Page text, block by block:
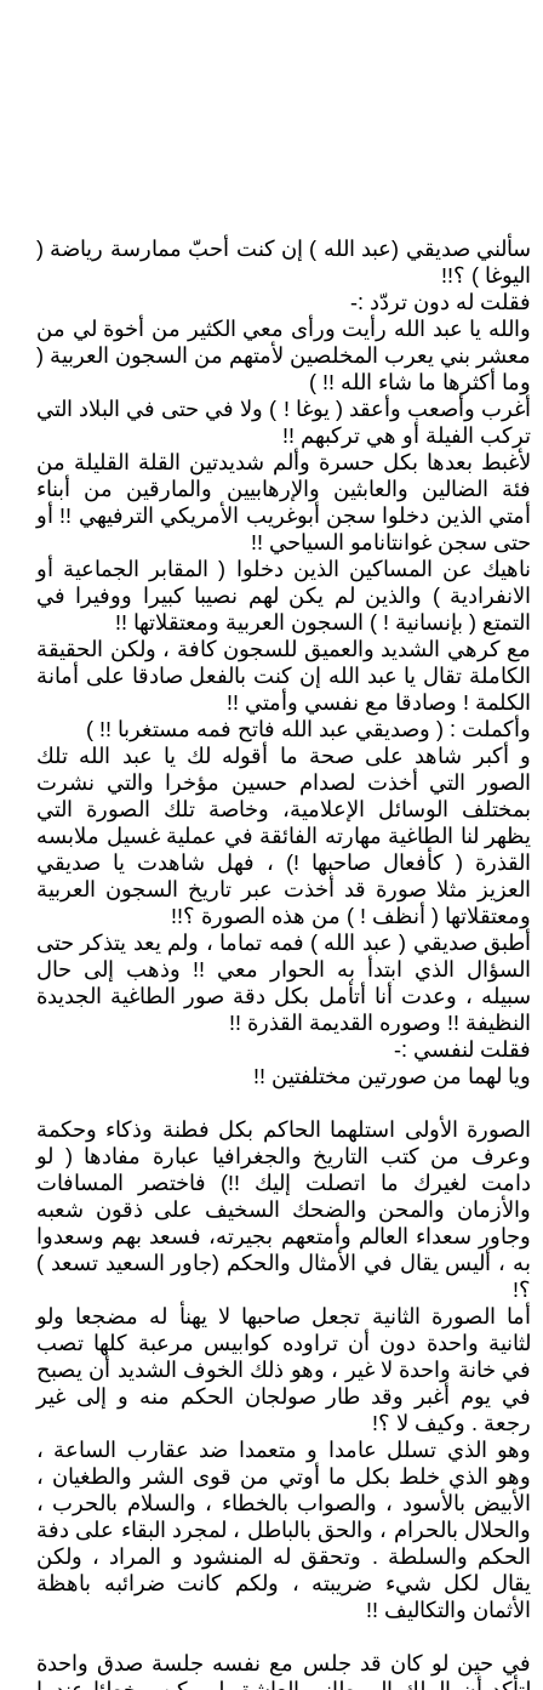
سألني صديقي (عبد الله ) إن كنت أحبّ ممارسة رياضة (
اليوغا ) ؟!!
فقلت له دون تردّد :-
والله يا عبد الله رأيت ورأى معي الكثير من أخوة لي من
معشر بني يعرب المخلصين لأمتهم من السجون العربية (
وما أكثرها ما شاء الله !! )
أغرب وأصعب وأعقد ( يوغا ! ) ولا في حتى في البلاد التي
تركب الفيلة أو هي تركبهم !!
لأغبط بعدها بكل حسرة وألم شديدتين القلة القليلة من
فئة الضالين والعابثين والإرهابيين والمارقين من أبناء
أمتي الذين دخلوا سجن أبوغريب الأمريكي الترفيهي !! أو
حتى سجن غوانتانامو السياحي !!
ناهيك عن المساكين الذين دخلوا ( المقابر الجماعية أو
الانفرادية ) والذين لم يكن لهم نصيبا كبيرا ووفيرا في
التمتع ( بإنسانية ! ) السجون العربية ومعتقلاتها !!
مع كرهي الشديد والعميق للسجون كافة ، ولكن الحقيقة
الكاملة تقال يا عبد الله إن كنت بالفعل صادقا على أمانة
الكلمة ! وصادقا مع نفسي وأمتي !!
وأكملت : ( وصديقي عبد الله فاتح فمه مستغربا !! )
و أكبر شاهد على صحة ما أقوله لك يا عبد الله تلك
الصور التي أخذت لصدام حسين مؤخرا والتي نشرت
بمختلف الوسائل الإعلامية، وخاصة تلك الصورة التي
يظهر لنا الطاغية مهارته الفائقة في عملية غسيل ملابسه
القذرة ( كأفعال صاحبها !) ، فهل شاهدت يا صديقي
العزيز مثلا صورة قد أخذت عبر تاريخ السجون العربية
ومعتقلاتها ( أنظف ! ) من هذه الصورة ؟!!
أطبق صديقي ( عبد الله ) فمه تماما ، ولم يعد يتذكر حتى
السؤال الذي ابتدأ به الحوار معي !! وذهب إلى حال
سبيله ، وعدت أنا أتأمل بكل دقة صور الطاغية الجديدة
النظيفة !! وصوره القديمة القذرة !!
فقلت لنفسي :-
ويا لهما من صورتين مختلفتين !!
الصورة الأولى استلهما الحاكم بكل فطنة وذكاء وحكمة
وعرف من كتب التاريخ والجغرافيا عبارة مفادها ( لو
دامت لغيرك ما اتصلت إليك !!) فاختصر المسافات
والأزمان والمحن والضحك السخيف على ذقون شعبه
وجاور سعداء العالم وأمتعهم بجيرته، فسعد بهم وسعدوا
به ، أليس يقال في الأمثال والحكم (جاور السعيد تسعد )
؟!
أما الصورة الثانية تجعل صاحبها لا يهنأ له مضجعا ولو
لثانية واحدة دون أن تراوده كوابيس مرعبة كلها تصب
في خانة واحدة لا غير ، وهو ذلك الخوف الشديد أن يصبح
في يوم أغبر وقد طار صولجان الحكم منه و إلى غير
رجعة . وكيف لا ؟!
وهو الذي تسلل عامدا و متعمدا ضد عقارب الساعة ،
وهو الذي خلط بكل ما أوتي من قوى الشر والطغيان ،
الأبيض بالأسود ، والصواب بالخطاء ، والسلام بالحرب ،
والحلال بالحرام ، والحق بالباطل ، لمجرد البقاء على دفة
الحكم والسلطة . وتحقق له المنشود و المراد ، ولكن
يقال لكل شيء ضريبته ، ولكم كانت ضرائبه باهظة
الأثمان والتكاليف !!
في حين لو كان قد جلس مع نفسه جلسة صدق واحدة